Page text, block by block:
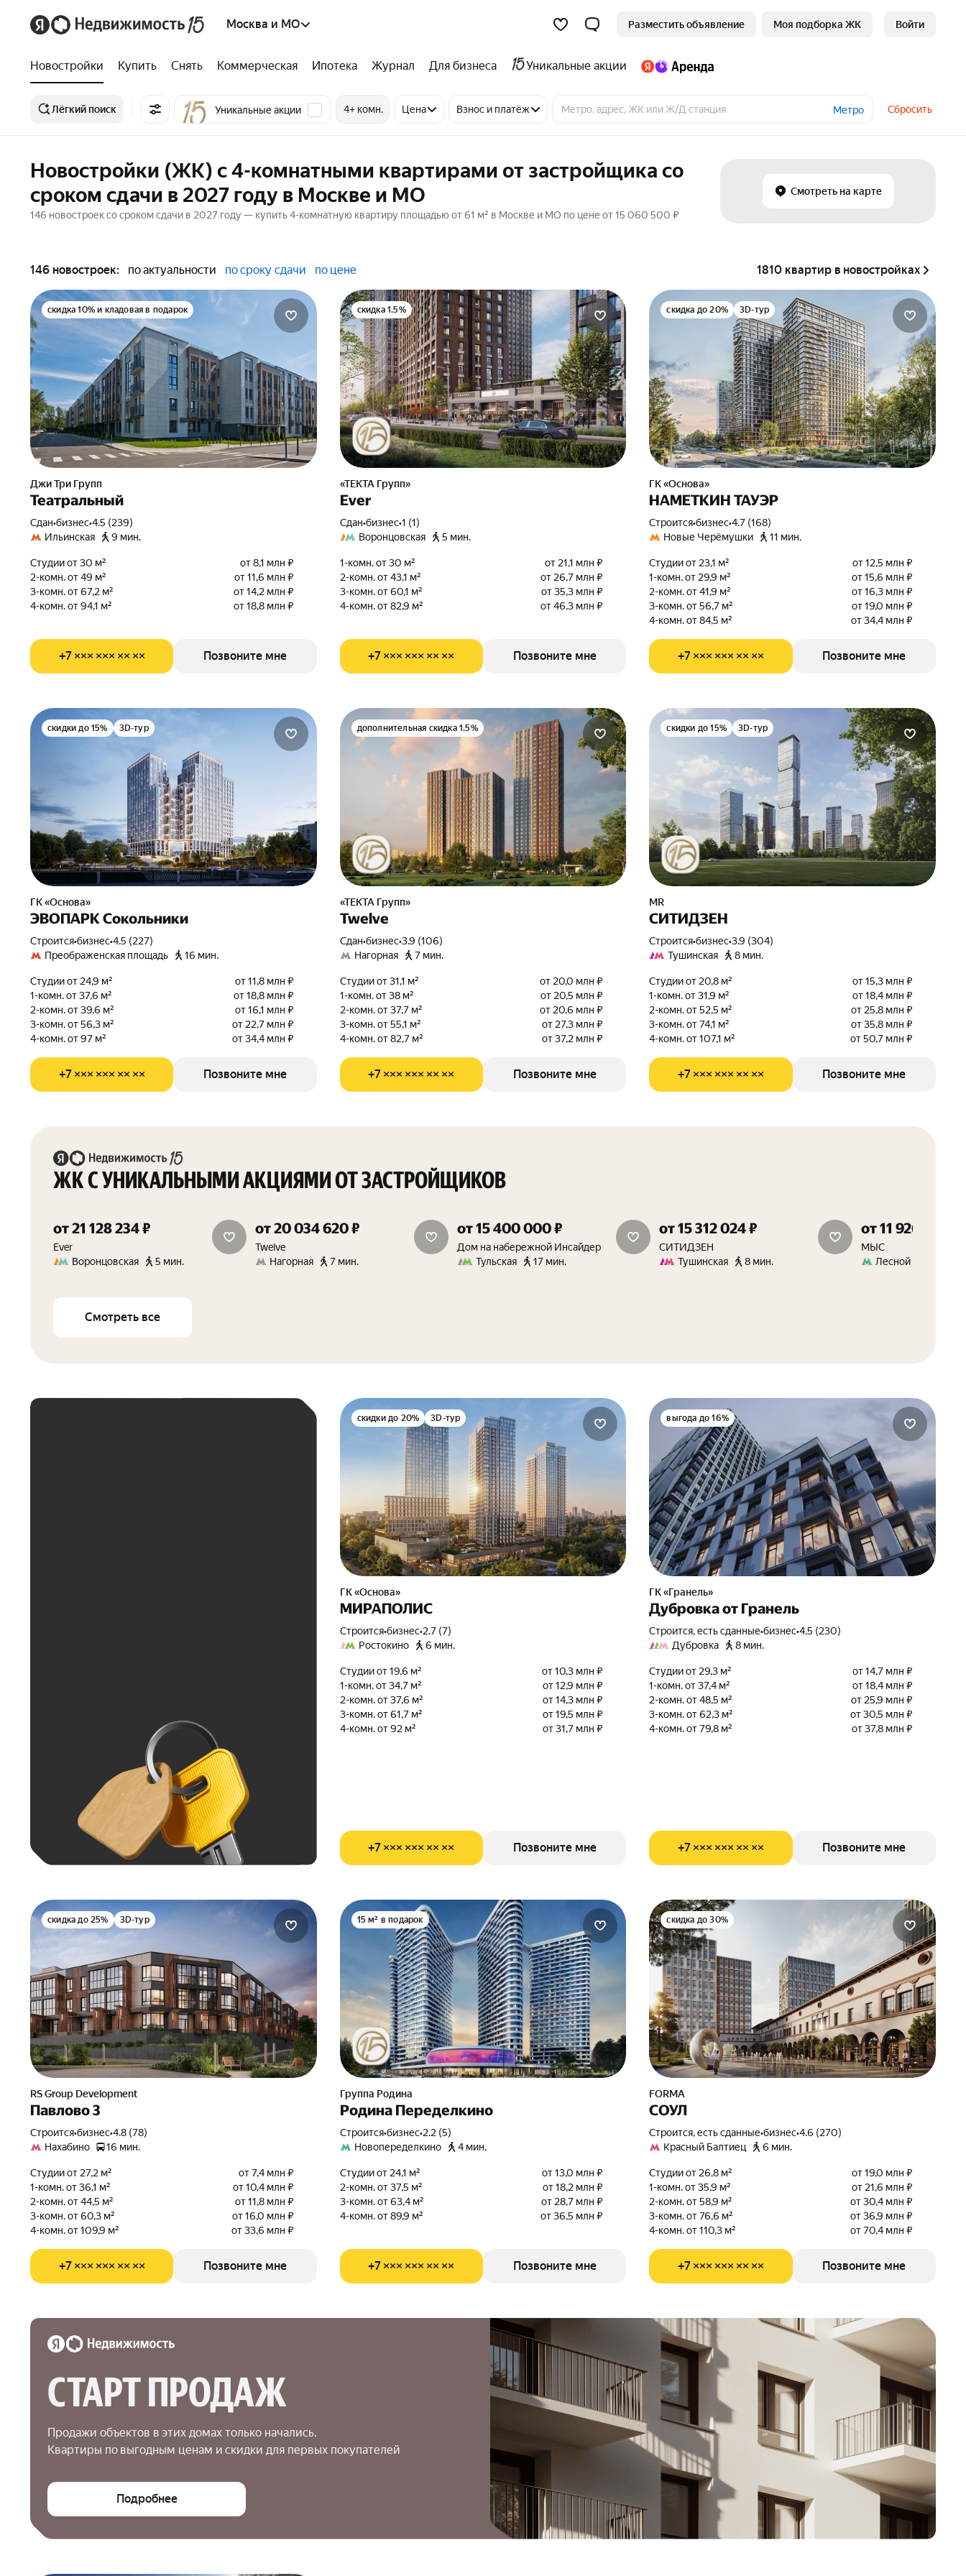
Москва и МО Разместить объявление Моя подборка ЖК Войти
Новостройки Купить Снять Коммерческая Ипотека Журнал Для бизнеса Уникальные акции
Лёгкий поиск Уникальные акции 4+ комн. Цена Взнос и платёж Метро Сбросить
Новостройки (ЖК) с 4-комнатными квартирами от застройщика со
сроком сдачи в 2027 году в Москве и МО
146 новостроек со сроком сдачи в 2027 году — купить 4-комнатную квартиру площадью от 61 м² в Москве и МО по цене от 15 060 500 ₽
Смотреть на карте
146 новостроек: по актуальности по сроку сдачи по цене 1810 квартир в новостройках
скидка 10% и кладовая в подарок
Джи Три Групп
Театральный
Сдан•бизнес•4.5 (239)
Ильинская
9 мин.
Студии от 30 м²
от 8,1 млн ₽
2-комн. от 49 м²
от 11,6 млн ₽
3-комн. от 67,2 м²
от 14,2 млн ₽
4-комн. от 94,1 м²
от 18,8 млн ₽
+7 ××× ××× ×× ×× Позвоните мне
скидка 1.5%
«ТЕКТА Групп»
Ever
Сдан•бизнес•1 (1)
Воронцовская
5 мин.
1-комн. от 30 м²
от 21,1 млн ₽
2-комн. от 43,1 м²
от 26,7 млн ₽
3-комн. от 60,1 м²
от 35,3 млн ₽
4-комн. от 82,9 м²
от 46,3 млн ₽
+7 ××× ××× ×× ×× Позвоните мне
скидка до 20% 3D-тур
ГК «Основа»
НАМЕТКИН ТАУЭР
Строится•бизнес•4.7 (168)
Новые Черёмушки
11 мин.
Студии от 23,1 м²
от 12,5 млн ₽
1-комн. от 29,9 м²
от 15,6 млн ₽
2-комн. от 41,9 м²
от 16,3 млн ₽
3-комн. от 56,7 м²
от 19,0 млн ₽
4-комн. от 84,5 м²
от 34,4 млн ₽
+7 ××× ××× ×× ×× Позвоните мне
скидки до 15% 3D-тур
ГК «Основа»
ЭВОПАРК Сокольники
Строится•бизнес•4.5 (227)
Преображенская площадь
16 мин.
Студии от 24,9 м²
от 11,8 млн ₽
1-комн. от 37,6 м²
от 18,8 млн ₽
2-комн. от 39,6 м²
от 16,1 млн ₽
3-комн. от 56,3 м²
от 22,7 млн ₽
4-комн. от 97 м²
от 34,4 млн ₽
+7 ××× ××× ×× ×× Позвоните мне
дополнительная скидка 1.5%
«ТЕКТА Групп»
Twelve
Сдан•бизнес•3.9 (106)
Нагорная
7 мин.
Студии от 31,1 м²
от 20,0 млн ₽
1-комн. от 38 м²
от 20,5 млн ₽
2-комн. от 37,7 м²
от 20,6 млн ₽
3-комн. от 55,1 м²
от 27,3 млн ₽
4-комн. от 82,7 м²
от 37,2 млн ₽
+7 ××× ××× ×× ×× Позвоните мне
скидки до 15% 3D-тур
MR
СИТИДЗЕН
Строится•бизнес•3.9 (304)
Тушинская
8 мин.
Студии от 20,8 м²
от 15,3 млн ₽
1-комн. от 31,9 м²
от 18,4 млн ₽
2-комн. от 52,5 м²
от 25,8 млн ₽
3-комн. от 74,1 м²
от 35,8 млн ₽
4-комн. от 107,1 м²
от 50,7 млн ₽
+7 ××× ××× ×× ×× Позвоните мне
ЖК С УНИКАЛЬНЫМИ АКЦИЯМИ ОТ ЗАСТРОЙЩИКОВ
скидка 1.5%
от 21 128 234 ₽
Ever
Воронцовская
5 мин.
от 20 034 620 ₽
Twelve
Нагорная
7 мин.
скидка от 15%
от 15 400 000 ₽
Дом на набережной Инсайдер
Тульская
17 мин.
скидки до 15%
от 15 312 024 ₽
СИТИДЗЕН
Тушинская
8 мин.
скидки 15%
от 11 926 931 ₽
МЫС
Лесной Городок
Смотреть все
скидки до 20% 3D-тур
ГК «Основа»
МИРАПОЛИС
Строится•бизнес•2.7 (7)
Ростокино
6 мин.
Студии от 19,6 м²
от 10,3 млн ₽
1-комн. от 34,7 м²
от 12,9 млн ₽
2-комн. от 37,6 м²
от 14,3 млн ₽
3-комн. от 61,7 м²
от 19,5 млн ₽
4-комн. от 92 м²
от 31,7 млн ₽
+7 ××× ××× ×× ×× Позвоните мне
выгода до 16%
ГК «Гранель»
Дубровка от Гранель
Строится, есть сданные•бизнес•4.5 (230)
Дубровка
8 мин.
Студии от 29,3 м²
от 14,7 млн ₽
1-комн. от 37,4 м²
от 18,4 млн ₽
2-комн. от 48,5 м²
от 25,9 млн ₽
3-комн. от 62,3 м²
от 30,5 млн ₽
4-комн. от 79,8 м²
от 37,8 млн ₽
+7 ××× ××× ×× ×× Позвоните мне
скидка до 25% 3D-тур
RS Group Development
Павлово 3
Строится•бизнес•4.8 (78)
Нахабино
16 мин.
Студии от 27,2 м²
от 7,4 млн ₽
1-комн. от 36,1 м²
от 10,4 млн ₽
2-комн. от 44,5 м²
от 11,8 млн ₽
3-комн. от 60,3 м²
от 16,0 млн ₽
4-комн. от 109,9 м²
от 33,6 млн ₽
+7 ××× ××× ×× ×× Позвоните мне
15 м² в подарок
Группа Родина
Родина Переделкино
Строится•бизнес•2.2 (5)
Новопеределкино
4 мин.
Студии от 24,1 м²
от 13,0 млн ₽
2-комн. от 37,5 м²
от 18,2 млн ₽
3-комн. от 63,4 м²
от 28,7 млн ₽
4-комн. от 89,9 м²
от 36,5 млн ₽
+7 ××× ××× ×× ×× Позвоните мне
скидка до 30%
FORMA
СОУЛ
Строится, есть сданные•бизнес•4.6 (270)
Красный Балтиец
6 мин.
Студии от 26,8 м²
от 19,0 млн ₽
1-комн. от 35,9 м²
от 21,6 млн ₽
2-комн. от 58,9 м²
от 30,4 млн ₽
3-комн. от 76,6 м²
от 36,9 млн ₽
4-комн. от 110,3 м²
от 70,4 млн ₽
+7 ××× ××× ×× ×× Позвоните мне
СТАРТ ПРОДАЖ
Продажи объектов в этих домах только начались.
Квартиры по выгодным ценам и скидки для первых покупателей
Подробнее